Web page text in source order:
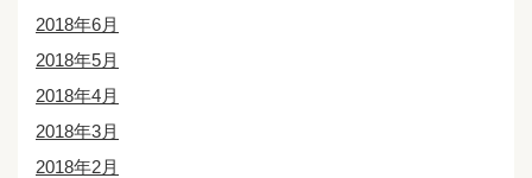
2018年6月
2018年5月
2018年4月
2018年3月
2018年2月